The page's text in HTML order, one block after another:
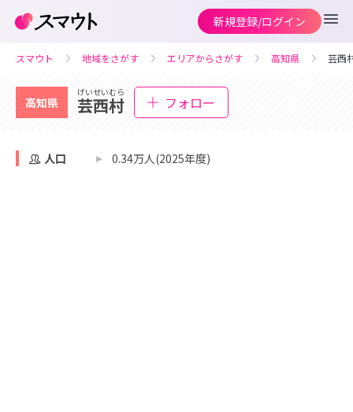
新規登録/ログイン
スマウト 地域をさがす エリアからさがす 高知県 芸西
高知県
げいせいむら
芸西村 フォロー
人口 0.34万人(2025年度)